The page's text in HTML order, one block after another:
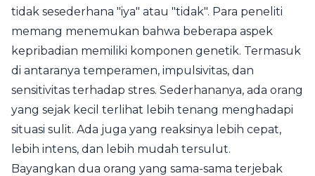
tidak sesederhana "iya" atau "tidak". Para peneliti
memang menemukan bahwa beberapa aspek
kepribadian memiliki komponen genetik. Termasuk
di antaranya temperamen, impulsivitas, dan
sensitivitas terhadap stres. Sederhananya, ada orang
yang sejak kecil terlihat lebih tenang menghadapi
situasi sulit. Ada juga yang reaksinya lebih cepat,
lebih intens, dan lebih mudah tersulut.
Bayangkan dua orang yang sama-sama terjebak